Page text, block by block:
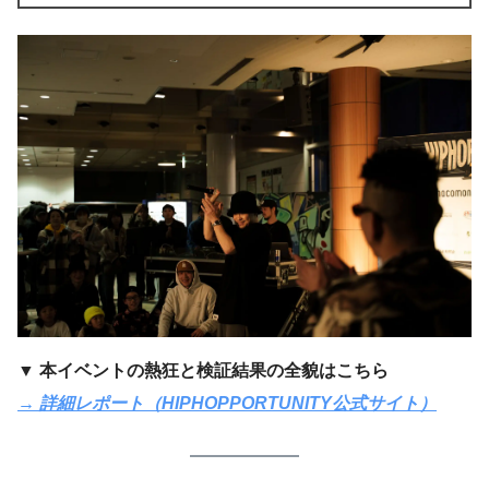
▼ 本イベントの熱狂と検証結果の全貌はこちら
→ 詳細レポート（HIPHOPPORTUNITY公式サイト）